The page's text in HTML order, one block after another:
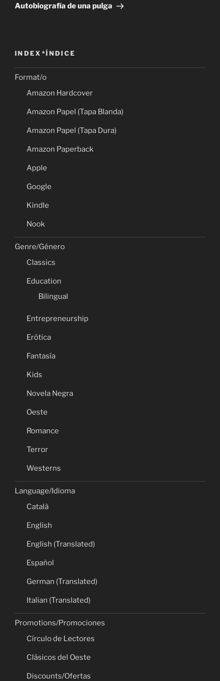
Post
Autobiografía de una pulga
INDEX*ÍNDICE
Format/o
Amazon Hardcover
Amazon Papel (Tapa Blanda)
Amazon Papel (Tapa Dura)
Amazon Paperback
Apple
Google
Kindle
Nook
Genre/Género
Classics
Education
Bilingual
Entrepreneurship
Erótica
Fantasía
Kids
Novela Negra
Oeste
Romance
Terror
Westerns
Language/Idioma
Català
English
English (Translated)
Español
German (Translated)
Italian (Translated)
Promotions/Promociones
Círculo de Lectores
Clásicos del Oeste
Discounts/Ofertas